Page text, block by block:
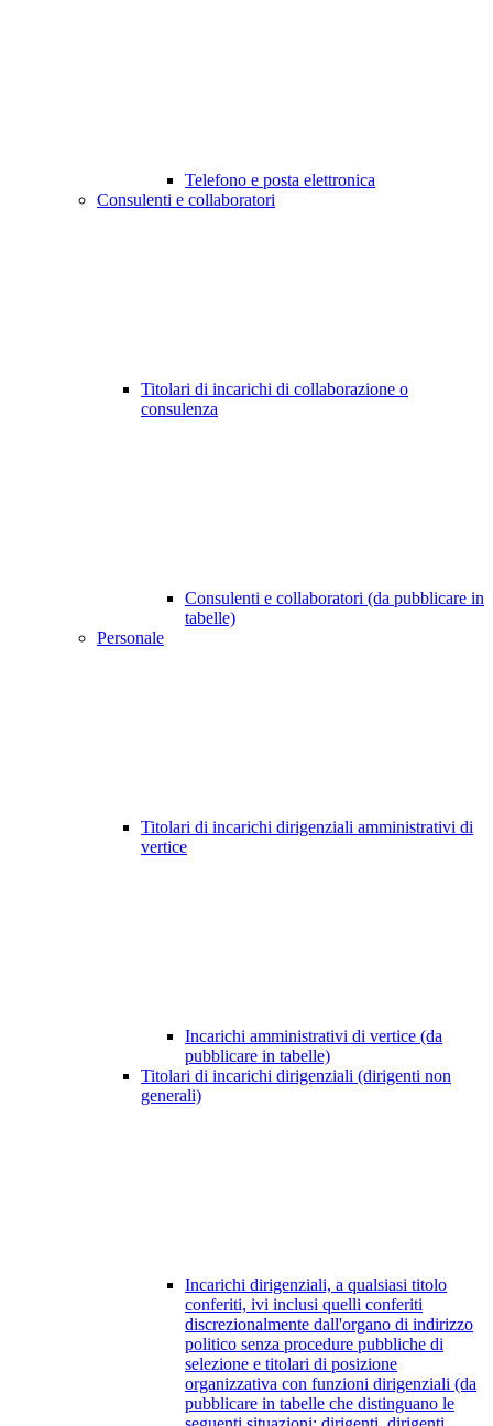
Telefono e posta elettronica
Consulenti e collaboratori
Titolari di incarichi di collaborazione o
consulenza
Consulenti e collaboratori (da pubblicare in
tabelle)
Personale
Titolari di incarichi dirigenziali amministrativi di
vertice
Incarichi amministrativi di vertice (da
pubblicare in tabelle)
Titolari di incarichi dirigenziali (dirigenti non
generali)
Incarichi dirigenziali, a qualsiasi titolo
conferiti, ivi inclusi quelli conferiti
discrezionalmente dall'organo di indirizzo
politico senza procedure pubbliche di
selezione e titolari di posizione
organizzativa con funzioni dirigenziali (da
pubblicare in tabelle che distinguano le